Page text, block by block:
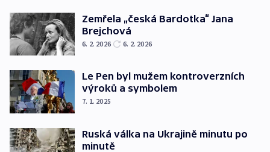
Zemřela „česká Bardotka“ Jana
Brejchová
6. 2. 2026 6. 2. 2026
Le Pen byl mužem kontroverzních
výroků a symbolem
7. 1. 2025
Ruská válka na Ukrajině minutu po
minutě